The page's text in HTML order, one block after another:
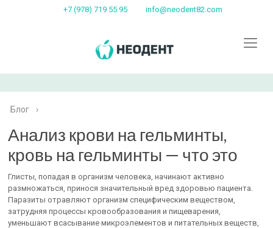
+7 (978) 719 55 95 info@neodent82.com
Блог ›
Анализ крови на гельминты,
кровь на гельминты — что это
Глисты, попадая в организм человека, начинают активно
размножаться, принося значительный вред здоровью пациента.
Паразиты отравляют организм специфическим веществом,
затрудняя процессы кровообразования и пищеварения,
уменьшают всасывание микроэлементов и питательных веществ,